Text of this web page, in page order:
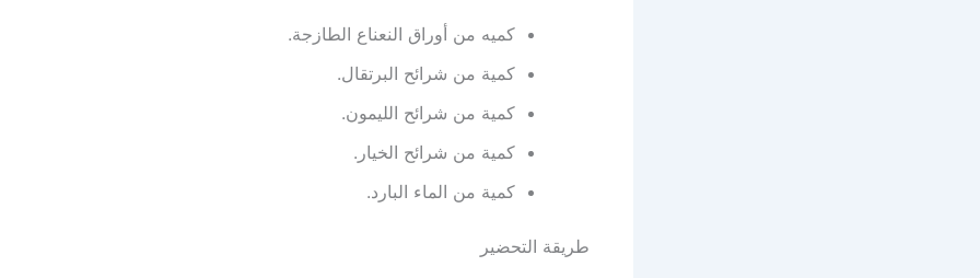
كميه من أوراق النعناع الطازجة.
كمية من شرائح البرتقال.
كمية من شرائح الليمون.
كمية من شرائح الخيار.
كمية من الماء البارد.
طريقة التحضير